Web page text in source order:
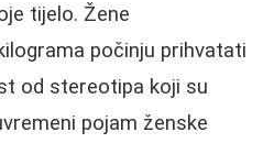
tijelo. Žene
počinju prihvatati
od stereotipa koji su
pojam ženske